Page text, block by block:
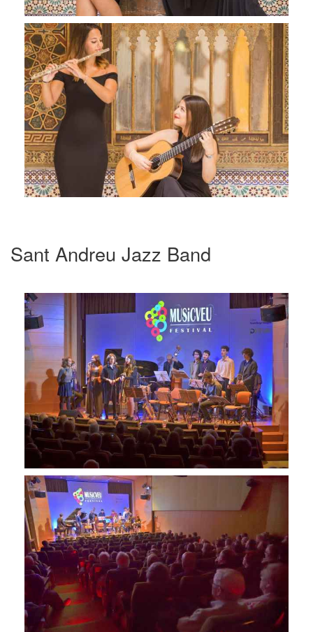
Sant Andreu Jazz Band